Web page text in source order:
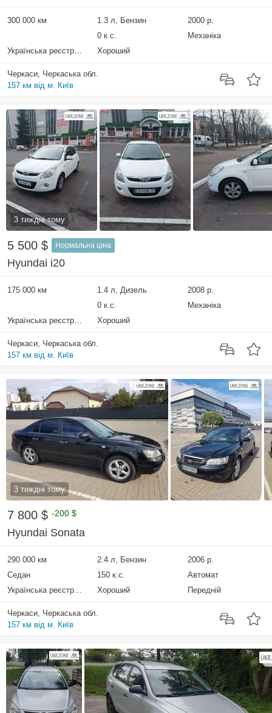
300 000 км 1.3 л, Бензин
2000 р.
0 к.с.
Механіка
Українська реєстрація
Хороший
Черкаси, Черкаська обл.
157 км від м. Київ
3 тиждні тому
5 500 $ Нормальна ціна
Hyundai i20
175 000 км 1.4 л, Дизель
2008 р.
0 к.с.
Механіка
Українська реєстрація
Хороший
Черкаси, Черкаська обл.
157 км від м. Київ
3 тиждні тому
7 800 $ -200 $
Hyundai Sonata
290 000 км 2.4 л, Бензин
2006 р.
Седан
150 к.с.
Автомат
Українська реєстрація
Хороший Передній
Черкаси, Черкаська обл.
157 км від м. Київ